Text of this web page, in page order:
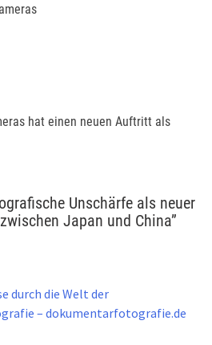
hat einen neuen Auftritt als
Unschärfe als neuer
Japan und China”
durch die Welt der
– dokumentarfotografie.de